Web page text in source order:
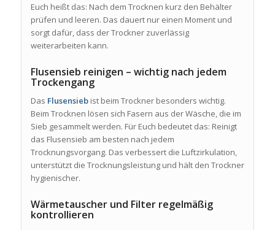
Euch heißt das: Nach dem Trocknen kurz den Behälter
prüfen und leeren. Das dauert nur einen Moment und
sorgt dafür, dass der Trockner zuverlässig
weiterarbeiten kann.
Flusensieb reinigen – wichtig nach jedem
Trockengang
Das Flusensiebist beim Trockner besonders wichtig.
Beim Trocknen lösen sich Fasern aus der Wäsche, die im
Sieb gesammelt werden. Für Euch bedeutet das: Reinigt
das Flusensieb am besten nach jedem
Trocknungsvorgang. Das verbessert die Luftzirkulation,
unterstützt die Trocknungsleistung und hält den Trockner
hygienischer.
Wärmetauscher und Filter regelmäßig
kontrollieren